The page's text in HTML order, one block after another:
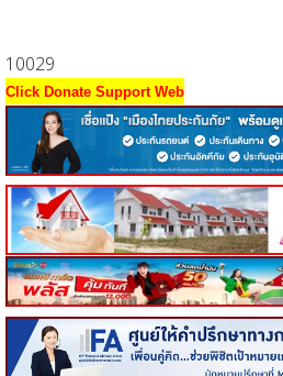
10029
Click Donate Support Web